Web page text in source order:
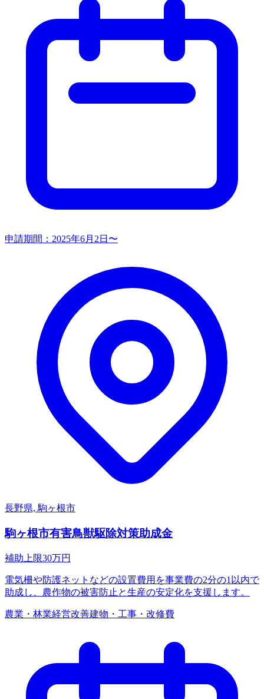
申請期間： 2025年6月2日〜
長野県, 駒ヶ根市
駒ヶ根市有害鳥獣駆除対策助成金
補助上限30万円
電気柵や防護ネットなどの設置費用を事業費の2分の1以内で
助成し、農作物の被害防止と生産の安定化を支援します。
農業・林業経営改善建物・工事・改修費